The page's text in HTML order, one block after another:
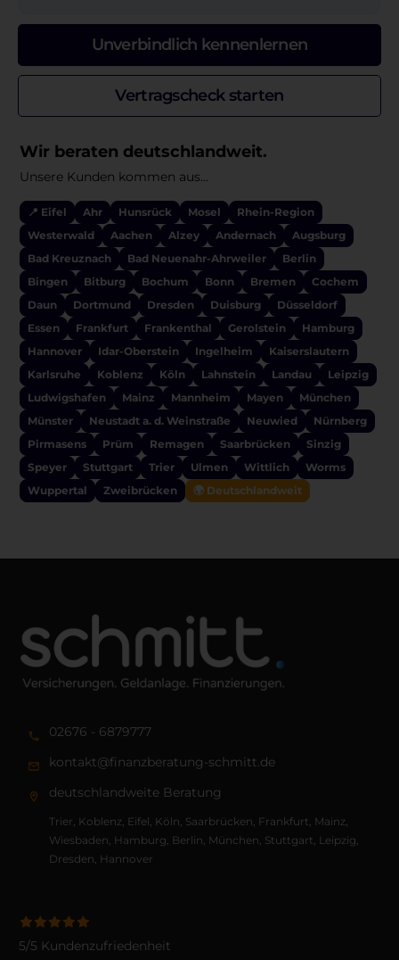
Unverbindlich kennenlernen
Vertragscheck starten
Wir beraten deutschlandweit.
Unsere Kunden kommen aus...
📍 Eifel Ahr Hunsrück Mosel
Rhein-Region
Westerwald
Aachen Alzey Andernach
Augsburg
Bad Kreuznach
Bad Neuenahr-Ahrweiler
Berlin
Bingen
Bitburg Bochum Bonn Bremen
Cochem
Daun
Dortmund Dresden Duisburg
Düsseldorf
Essen
Frankfurt Frankenthal Gerolstein
Hamburg
Hannover
Idar-Oberstein Ingelheim
Kaiserslautern
Karlsruhe
Koblenz Köln Lahnstein Landau
Leipzig
Ludwigshafen
Mainz Mannheim Mayen
München
Münster
Neustadt a. d. Weinstraße Neuwied
Nürnberg
Pirmasens
Prüm Remagen Saarbrücken
Sinzig
Speyer
Stuttgart Trier Ulmen Wittlich
Worms
Wuppertal
Zweibrücken 🌍 Deutschlandweit
02676 - 6879777
kontakt@finanzberatung-schmitt.de
deutschlandweite Beratung
Trier, Koblenz, Eifel, Köln, Saarbrücken, Frankfurt, Mainz,
Wiesbaden, Hamburg, Berlin, München, Stuttgart, Leipzig,
Dresden, Hannover
5/5 Kundenzufriedenheit